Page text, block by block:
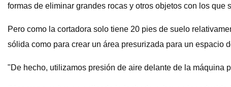
formas de eliminar grandes rocas y otros objetos con los que
Pero como la cortadora solo tiene 20 pies de suelo
sólida como para crear un área presurizada para un espacio
"De hecho, utilizamos presión de aire delante de la máquina